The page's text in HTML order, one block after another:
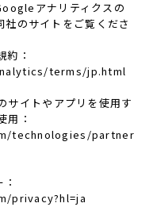
アナリティクスの
のサイトをご覧くださ
約：
terms/jp.html
イトやアプリを使用す
用：
technologies/partner
privacy?hl=ja